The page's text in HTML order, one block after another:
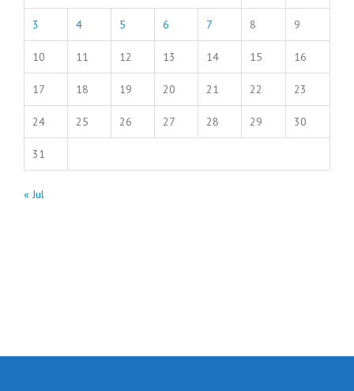
3 4 5 6 7 8 9
10 11 12 13 14 15 16
17 18 19 20 21 22 23
24 25 26 27 28 29 30
31
« Jul